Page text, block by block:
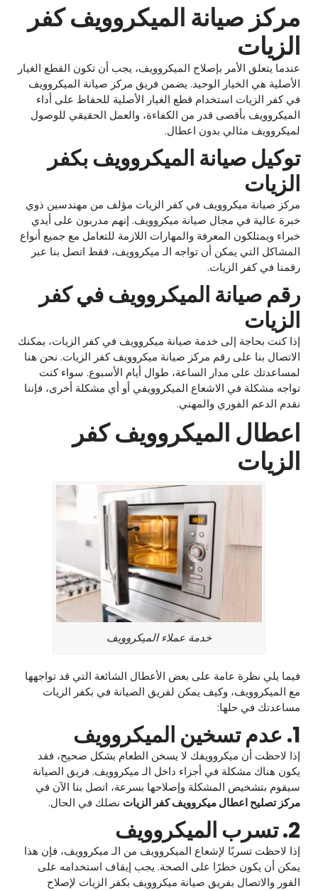
مركز صيانة الميكروويف كفر
الزيات
عندما يتعلق الأمر بإصلاح الميكروويف، يجب أن تكون القطع الغيار
الأصلية هي الخيار الوحيد. يضمن فريق مركز صيانة الميكروويف
في كفر الزيات استخدام قطع الغيار الأصلية للحفاظ على أداء
الميكروويف بأقصى قدر من الكفاءة، والعمل الحقيقي للوصول
لميكروويف مثالي بدون اعطال.
توكيل صيانة الميكروويف بكفر
الزيات
مركز صيانة ميكروويف في كفر الزيات مؤلف من مهندسين ذوي
خبرة عالية في مجال صيانة ميكروويف. إنهم مدربون على أيدي
خبراء ويمتلكون المعرفة والمهارات اللازمة للتعامل مع جميع أنواع
المشاكل التي يمكن أن تواجه الـ ميكروويف، فقط اتصل بنا عبر
رقمنا في كفر الزيات.
رقم صيانة الميكروويف في كفر
الزيات
إذا كنت بحاجة إلى خدمة صيانة ميكروويف في كفر الزيات، يمكنك
الاتصال بنا على رقم مركز صيانة ميكروويف كفر الزيات. نحن هنا
لمساعدتك على مدار الساعة، طوال أيام الأسبوع. سواء كنت
تواجه مشكلة في الاشعاع الميكروويفي أو أي مشكلة أخرى، فإننا
نقدم الدعم الفوري والمهني.
اعطال الميكروويف كفر
الزيات
خدمة عملاء الميكروويف
فيما يلي نظرة عامة على بعض الأعطال الشائعة التي قد تواجهها
مع الميكروويف، وكيف يمكن لفريق الصيانة في بكفر الزيات
مساعدتك في حلها:
1. عدم تسخين الميكروويف
إذا لاحظت أن ميكروويفك لا يسخن الطعام بشكل صحيح، فقد
يكون هناك مشكلة في أجزاء داخل الـ ميكروويف. فريق الصيانة
سيقوم بتشخيص المشكلة وإصلاحها بسرعة، اتصل بنا الآن في
مركز تصليح اعطال ميكروويف كفر الزيات نصلك في الحال.
2. تسرب الميكروويف
إذا لاحظت تسربًا لإشعاع الميكروويف من الـ ميكروويف، فإن هذا
يمكن أن يكون خطرًا على الصحة. يجب إيقاف استخدامه على
الفور والاتصال بفريق صيانة ميكروويف بكفر الزيات لإصلاح